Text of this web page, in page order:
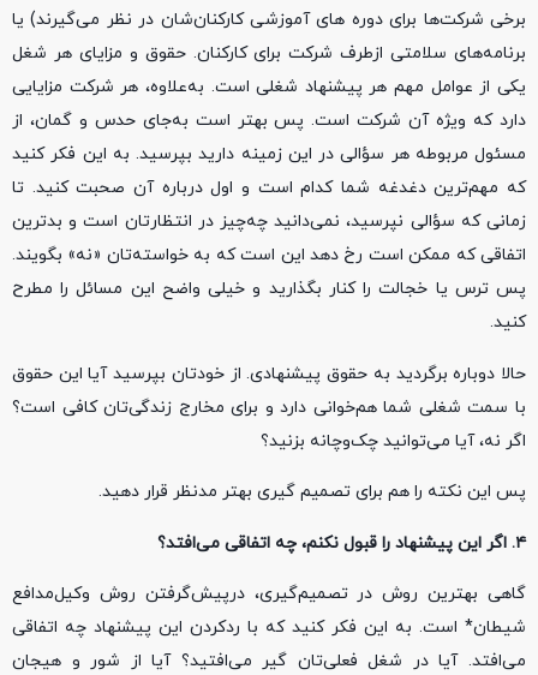
برخی شرکت‌ها برای دوره های آموزشی کارکنان‌شان در نظر می‌گیرند) یا
برنامه‌های سلامتی ازطرف شرکت برای کارکنان‌. حقوق و مزایای هر شغل
یکی از عوامل مهم هر پیشنهاد شغلی است. به‌علاوه، هر شرکت مزایایی
دارد که ویژه آن شرکت است. پس بهتر است به‌جای حدس و گمان، از
مسئول مربوطه هر سؤالی در این زمینه دارید بپرسید. به این فکر کنید
که مهم‌ترین دغدغه شما کدام است و اول درباره آن صحبت کنید. تا
زمانی که سؤالی نپرسید، نمی‌دانید چه‌چیز در انتظارتان است و بدترین
اتفاقی که ممکن است رخ دهد این است که به خواسته‌تان «نه» بگویند.
پس ترس‌ یا خجالت را کنار بگذارید و خیلی واضح این مسائل را مطرح
کنید.
حالا دوباره برگردید به حقوق پیشنهادی. از خودتان بپرسید آیا این حقوق
با سمت شغلی شما هم‌خوانی دارد و برای مخارج زندگی‌تان کافی است؟
اگر نه، آیا می‌توانید چک‌وچانه بزنید؟
پس این نکته را هم برای تصمیم گیری بهتر مدنظر قرار دهید.
۴. اگر این پیشنهاد را قبول نکنم، چه اتفاقی می‌افتد؟
گاهی بهترین روش در تصمیم‌گیری، درپیش‌گرفتن روش وکیل‌مدافع
شیطان* است. به این فکر کنید که با ردکردن این پیشنهاد چه اتفاقی
می‌افتد. آیا در شغل فعلی‌تان گیر می‌افتید؟ آیا از شور و هیجان